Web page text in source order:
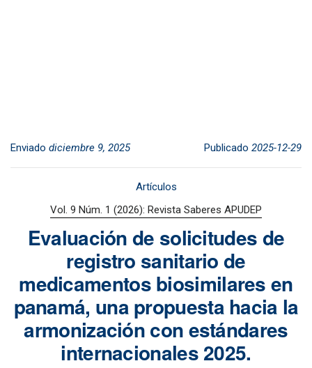
Enviado diciembre 9, 2025 Publicado 2025-12-29
Artículos
Vol. 9 Núm. 1 (2026): Revista Saberes APUDEP
Evaluación de solicitudes de
registro sanitario de
medicamentos biosimilares en
panamá, una propuesta hacia la
armonización con estándares
internacionales 2025.